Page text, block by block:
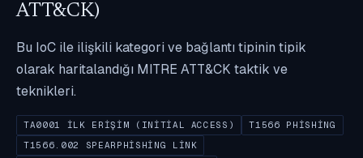
ATT&CK)
Bu IoC ile ilişkili kategori ve bağlantı tipinin tipik
olarak haritalandığı MITRE ATT&CK taktik ve
teknikleri.
TA0001 İLK ERIŞIM (INITIAL ACCESS)
T1566 PHISHING
T1566.002 SPEARPHISHING LINK